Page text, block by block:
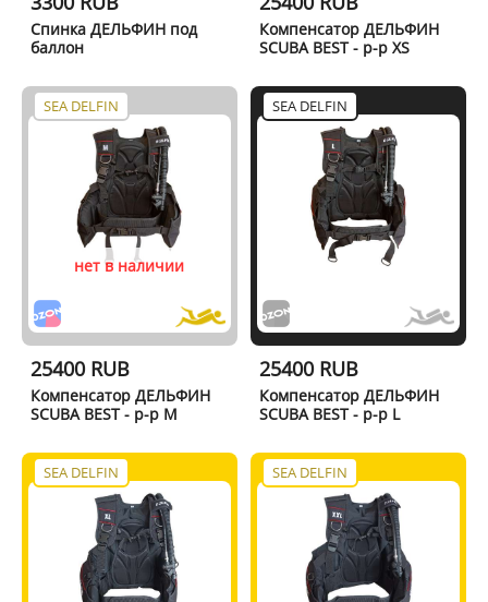
Спинка ДЕЛЬФИН под
баллон
Компенсатор ДЕЛЬФИН
SCUBA BEST - р-р XS
SEA DELFIN
нет в наличии
25400 RUB
Компенсатор ДЕЛЬФИН
SCUBA BEST - р-р M
SEA DELFIN
25400 RUB
Компенсатор ДЕЛЬФИН
SCUBA BEST - р-р L
SEA DELFIN SEA DELFIN